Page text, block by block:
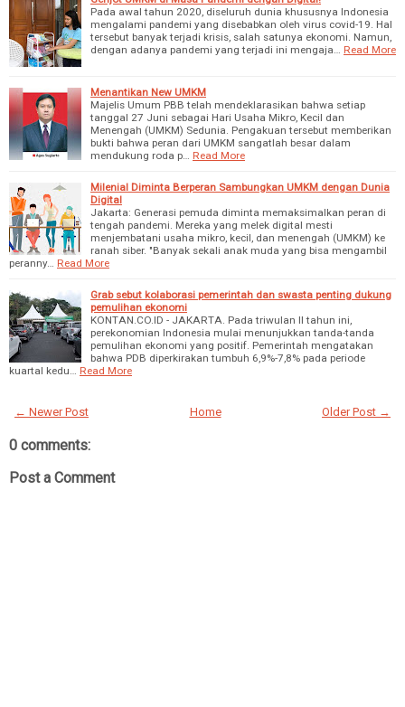
Pada awal tahun 2020, diseluruh dunia khususnya Indonesia
mengalami pandemi yang disebabkan oleh virus covid-19. Hal
tersebut banyak terjadi krisis, salah satunya ekonomi. Namun,
dengan adanya pandemi yang terjadi ini mengaja…
Read More
Menantikan New UMKM
Majelis Umum PBB telah mendeklarasikan bahwa setiap
tanggal 27 Juni sebagai Hari Usaha Mikro, Kecil dan
Menengah (UMKM) Sedunia. Pengakuan tersebut memberikan
bukti bahwa peran dari UMKM sangatlah besar dalam
mendukung roda p…
Read More
Milenial Diminta Berperan Sambungkan UMKM dengan Dunia
Digital
Jakarta: Generasi pemuda diminta memaksimalkan peran di
tengah pandemi. Mereka yang melek digital mesti
menjembatani usaha mikro, kecil, dan menengah (UMKM) ke
ranah siber. "Banyak sekali anak muda yang bisa mengambil
peranny…
Read More
Grab sebut kolaborasi pemerintah dan swasta penting dukung
pemulihan ekonomi
KONTAN.CO.ID - JAKARTA. Pada triwulan II tahun ini,
perekonomian Indonesia mulai menunjukkan tanda-tanda
pemulihan ekonomi yang positif. Pemerintah mengatakan
bahwa PDB diperkirakan tumbuh 6,9%-7,8% pada periode
kuartal kedu…
Read More
← Newer Post Older Post →
Home
0 comments:
Post a Comment